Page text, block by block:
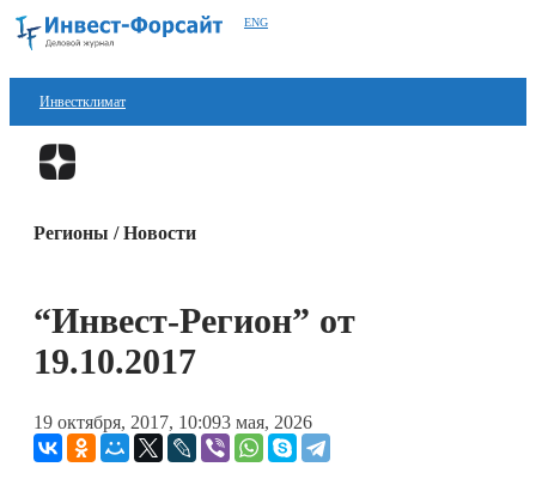
ENG
Инвестклимат
Финансы
Книги
Регионы / Новости
“Инвест-Регион” от
19.10.2017
19 октября, 2017, 10:093 мая, 2026